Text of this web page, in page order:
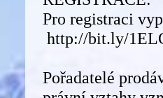
Pro registraci
http://bit.ly/
Pořadatelé